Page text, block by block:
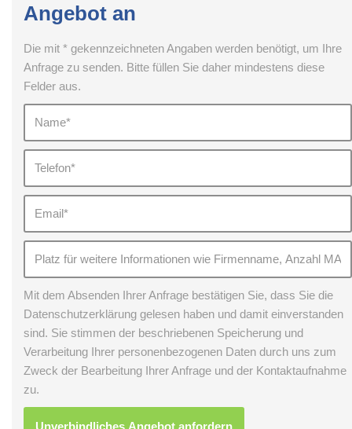
Angebot an
Die mit * gekennzeichneten Angaben werden benötigt, um Ihre
Anfrage zu senden. Bitte füllen Sie daher mindestens diese
Felder aus.
Mit dem Absenden Ihrer Anfrage bestätigen Sie, dass Sie die
Datenschutzerklärung gelesen haben und damit einverstanden
sind. Sie stimmen der beschriebenen Speicherung und
Verarbeitung Ihrer personenbezogenen Daten durch uns zum
Zweck der Bearbeitung Ihrer Anfrage und der Kontaktaufnahme
zu.